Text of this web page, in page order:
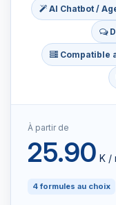
AI Chatbot /
Compatible
À partir de
25.90 K /
4 formules au choix